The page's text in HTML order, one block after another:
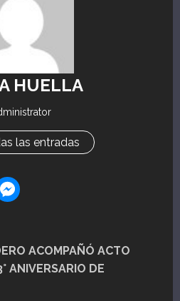
HUELLA
las entradas
ACOMPAÑÓ ACTO
ANIVERSARIO DE